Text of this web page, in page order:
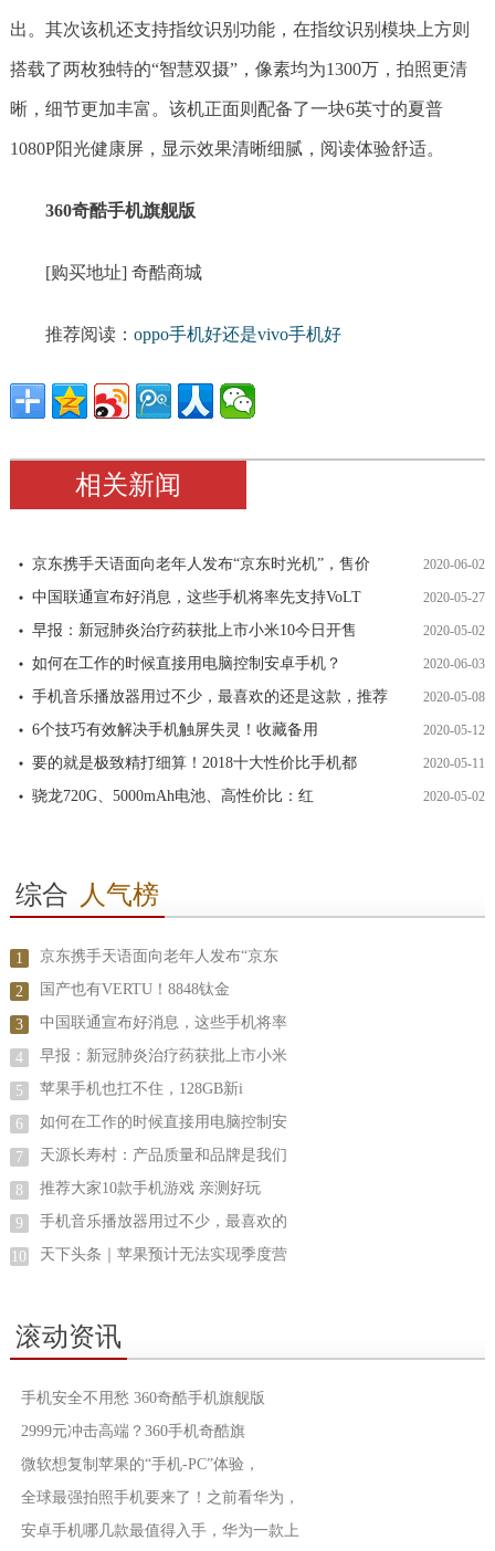
出。其次该机还支持指纹识别功能，在指纹识别模块上方则
搭载了两枚独特的“智慧双摄”，像素均为1300万，拍照更清
晰，细节更加丰富。该机正面则配备了一块6英寸的夏普
1080P阳光健康屏，显示效果清晰细腻，阅读体验舒适。
360奇酷手机旗舰版
[购买地址] 奇酷商城
推荐阅读： oppo手机好还是vivo手机好
相关新闻
京东携手天语面向老年人发布“京东时光机”，售价 2020-06-02
中国联通宣布好消息，这些手机将率先支持VoLT 2020-05-27
早报：新冠肺炎治疗药获批上市小米10今日开售 2020-05-02
如何在工作的时候直接用电脑控制安卓手机？ 2020-06-03
手机音乐播放器用过不少，最喜欢的还是这款，推荐 2020-05-08
6个技巧有效解决手机触屏失灵！收藏备用 2020-05-12
要的就是极致精打细算！2018十大性价比手机都 2020-05-11
骁龙720G、5000mAh电池、高性价比：红 2020-05-02
综合 人气榜
1 京东携手天语面向老年人发布“京东
2 国产也有VERTU！8848钛金
3 中国联通宣布好消息，这些手机将率
4 早报：新冠肺炎治疗药获批上市小米
5 苹果手机也扛不住，128GB新i
6 如何在工作的时候直接用电脑控制安
7 天源长寿村：产品质量和品牌是我们
8 推荐大家10款手机游戏 亲测好玩
9 手机音乐播放器用过不少，最喜欢的
10 天下头条｜苹果预计无法实现季度营
滚动资讯
手机安全不用愁 360奇酷手机旗舰版
2999元冲击高端？360手机奇酷旗
微软想复制苹果的“手机-PC”体验，
全球最强拍照手机要来了！之前看华为，
安卓手机哪几款最值得入手，华为一款上